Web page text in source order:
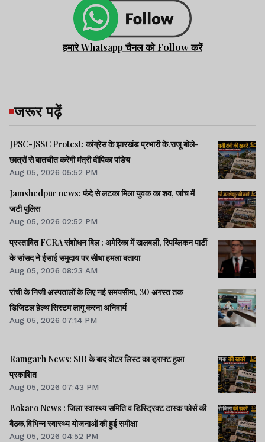
हमारे Whatsapp चैनल को Follow करें
जरूर पढ़ें
JPSC-JSSC Protest: कांग्रेस के झारखंड प्रभारी के.राजू बोले-
छात्रों से बातचीत करेंगी मंत्री दीपिका पांडेय
Aug 05, 2026 05:52 PM
Jamshedpur news: फंदे से लटका मिला युवक का शव, जांच में
जटी पुलिस
Aug 05, 2026 02:52 PM
प्रस्तावित FCRA संशोधन बिल : अमेरिका में खलबली, रिपब्लिकन पार्टी
के सांसद ने ईसाई समुदाय पर सीधा हमला बताया
Aug 05, 2026 08:23 AM
रांची के निजी अस्पतालों के लिए नई समयसीमा, 30 अगस्त तक
डिजिटल हेल्थ सिस्टम लागू करना अनिवार्य
Aug 05, 2026 07:14 PM
Ramgarh News: SIR के बाद वोटर लिस्ट का ड्राफ्ट हुआ
प्रकाशित
Aug 05, 2026 07:43 PM
Bokaro News : जिला स्वास्थ्य समिति व डिस्ट्रिक्ट टास्क फोर्स की
बैठक,विभिन्न स्वास्थ्य योजनाओं की हुई समीक्षा
Aug 05, 2026 04:52 PM